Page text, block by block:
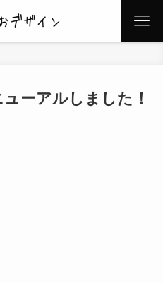
ーアルしました！